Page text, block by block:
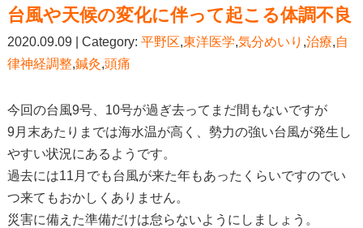
台風や天候の変化に伴って起こる体調不良
2020.09.09 | Category: 平野区,東洋医学,気分めいり ,治療,自
律神経調整,鍼灸,頭痛
今回の台風9号、10号が過ぎ去ってまだ間もないですが
9月末あたりまでは海水温が高く、勢力の強い台風が発生し
やすい状況にあるようです。
過去には11月でも台風が来た年もあったくらいですのでい
つ来てもおかしくありません。
災害に備えた準備だけは怠らないようにしましょう。